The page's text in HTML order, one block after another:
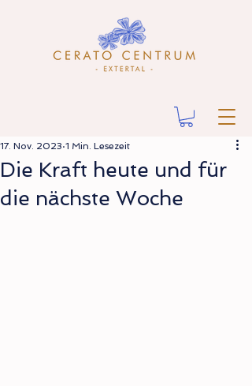
Die Kraft heute und für
die nächste Woche
17. Nov. 2023 1 Min. Lesezeit